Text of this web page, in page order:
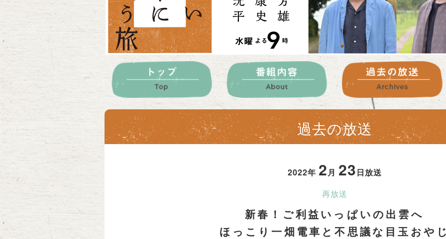
過去の放送
2022年 2月 23日放送
再放送
新春！ご利益いっぱいの出雲へ
ほっこり一畑電車と不思議な目玉おや